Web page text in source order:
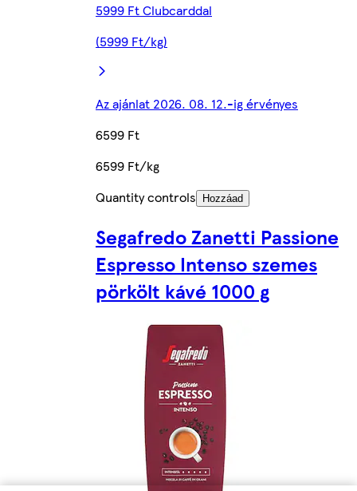
5999 Ft Clubcarddal
(5999 Ft/kg)
Az ajánlat 2026. 08. 12.-ig érvényes
6599 Ft
6599 Ft/kg
Quantity controls
Hozzáad
Segafredo Zanetti Passione
Espresso Intenso szemes
pörkölt kávé 1000 g